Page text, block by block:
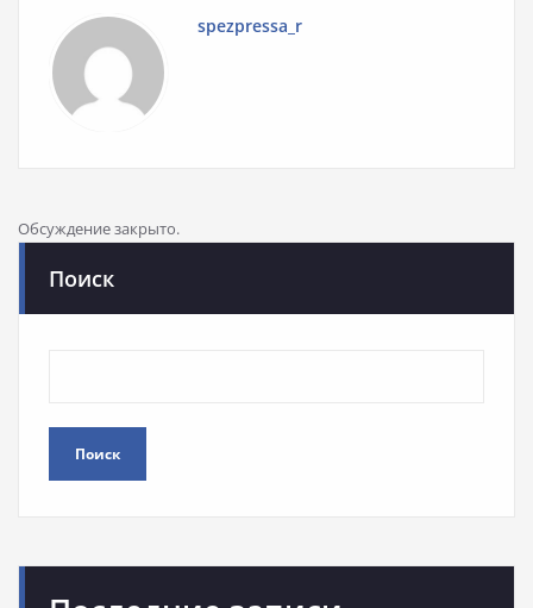
spezpressa_r
Обсуждение закрыто.
Поиск
Поиск